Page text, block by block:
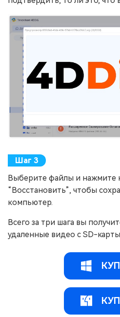
Выберите файлы и нажмите
“Восстановить”, чтобы
компьютер.
Всего за три шага вы
удаленные видео с SD-